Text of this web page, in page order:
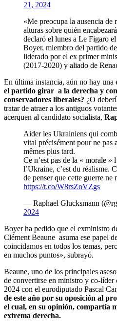
21, 2024
«Me preocupa la ausencia de
alturas sobre quién
declaró el lunes a Le Figaro
Boyer, miembro del partido
liderado por el ex primer
(2017-2020) y aliado de
En última instancia, aún no hay una
el partido girar a la derecha y
conservadores liberales? ¿O
tratar de atraer a los antiguos
acerquen al candidato socialista,
Aider les Ukrainiens qui
vital précisément pour ne pas
mêmes plus tard.
Ce n’est pas de la « morale »
l’Ukraine, c’est du réalisme.
de penser que cette guerre ne
https://t.co/W8rsZoVZgs
— Raphael Glucksmann
2024
Boyer ha pedido que el exministro
Clément Beaune asuma ese papel
coincidamos en todos los temas,
en muchos puntos», subrayó.
Beaune, uno de los principales
de convertirse en ministro y co-
2024 con el eurodiputado Pascal
de este año por su oposición al
el cual, en su opinión, compartía
extrema derecha.